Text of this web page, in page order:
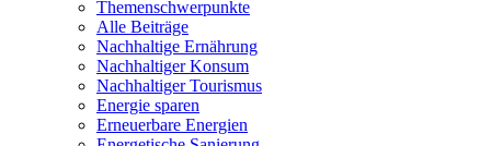
Themenschwerpunkte
Alle Beiträge
Nachhaltige Ernährung
Nachhaltiger Konsum
Nachhaltiger Tourismus
Energie sparen
Erneuerbare Energien